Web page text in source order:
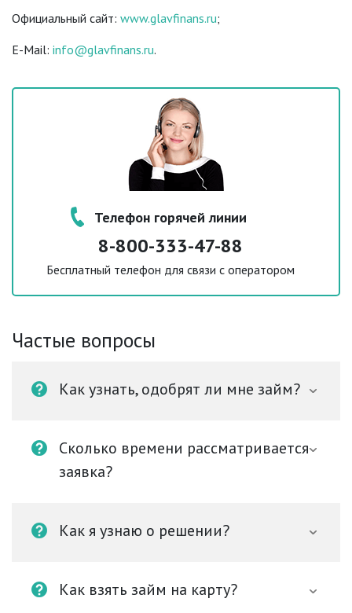
Официальный сайт: www.glavfinans.ru;
E-Mail: info@glavfinans.ru.
Телефон горячей линии
8-800-333-47-88
Бесплатный телефон для связи с оператором
Частые вопросы
Как узнать, одобрят ли мне займ?
Сколько времени рассматривается
заявка?
Как я узнаю о решении?
Как взять займ на карту?